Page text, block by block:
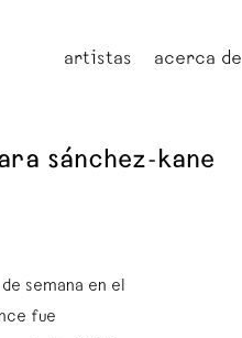
artistas acerca de
sánchez-kane
semana en el
fue